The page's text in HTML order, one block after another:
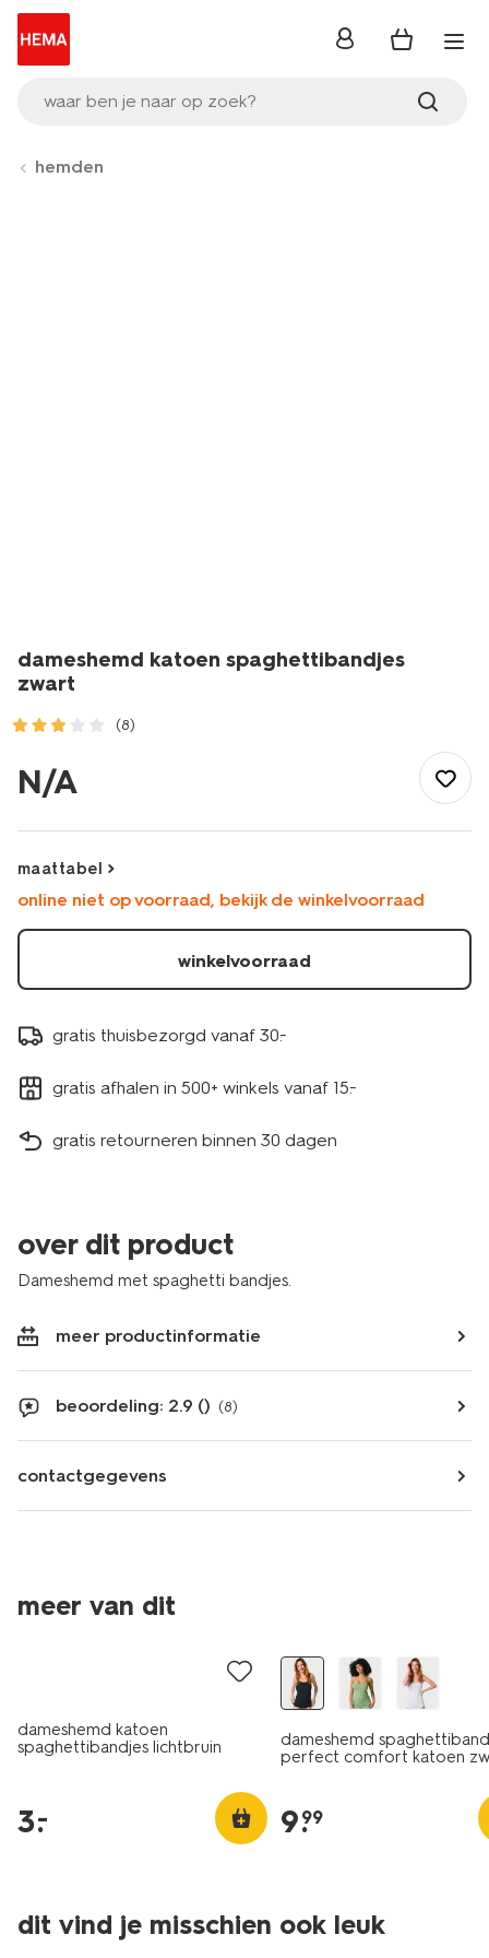
waar ben je naar op zoek?
inloggen
hemden
dameshemd katoen spaghettibandjes
zwart
(8)
katoen-
spaghettibandjes-
1000002181.html
N/A
maattabel
online niet op voorraad, bekijk de winkelvoorraad
winkelvoorraad
gratis thuisbezorgd vanaf 30.-
gratis afhalen in 500+ winkels vanaf 15.-
gratis retourneren binnen 30 dagen
over dit product
Dameshemd met spaghetti bandjes.
meer productinformatie
beoordeling: 2.9 () (8)
contactgegevens
meer van dit
laag geprijsd
dameshemd katoen
spaghettibandjes lichtbruin
3.
–
dameshemd
perfect comfort katoen
9.
99
dit vind je misschien ook leuk
laag geprijsd